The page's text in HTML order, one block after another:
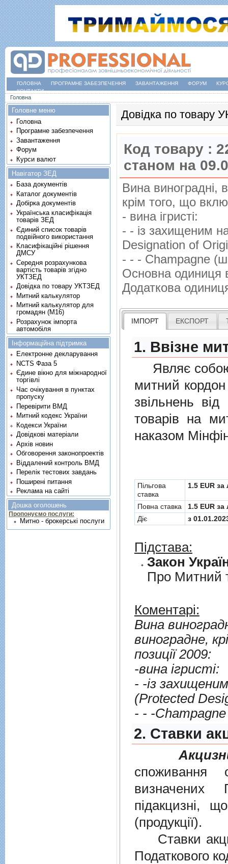
ГОЛОВНА ПРОГРАМНЕ ЗАБЕЗПЕЧЕННЯ ЗАВАНТАЖЕННЯ ФОРУМ
КОНТАКТИ
Ви є тут
Головна
Довідка по товару
Код товару :
станом на
Вина винограднi,
крiм того, що
- вина iгристi:
- - iз захищеним
Designation of
- - - Сhampagne
Основна одиниця
Додаткова
ІМПОРТ ЕКСПОРТ
1. Ввізне
Являє собою
митний
звiльнень вiд
товарiв на
наказом
Пільгова
ставка
1.5 EUR за
Повна ставка
1.5 EUR за
Діє
з
Підстава:
Закон
Про Митний
Коментарі:
Вина
виноградне,
позицiї 2009:
-вина iгристi:
- -iз захищеним
- - -
2. Cтавки
споживання
визначених
пiдакцизнi,
(продукцiї).
Ставки
Податкового
Головне меню
Головна
Програмне забезпечення
Завантаження
Форум
Курси валют
Навігатор ЗЕД
База документів
Каталог документів
Добірка документів
Українська класифікація
товарів ЗЕД
Єдиний список товарів
подвійного використання
Класифікаційні рішення
ДМСУ
Середня розрахункова
вартість товарів згідно
УКТЗЕД
Довідка по товару УКТЗЕД
Митний калькулятор
Митний калькулятор для
громадян (М16)
Розрахунок імпорта
автомобіля
Інформаційна підтримка
Електронне декларування
NCTS Фаза 5
Єдине вікно для міжнародної
торгівлі
Час очікування в пунктах
пропуску
Перевірити ВМД
Митний кодекс України
Кодекси України
Довідкові матеріали
Архів новин
Обговорення законопроектів
Віддалений контроль ВМД
Перелік тестових завдань
Поширені питання
Реклама на сайті
Дошка оголошень
Пропонуємо послуги:
Митно - брокерські послуги